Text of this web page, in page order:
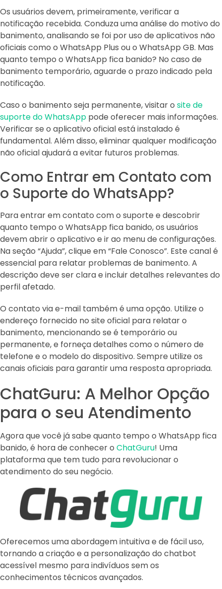
Os usuários devem, primeiramente, verificar a
notificação recebida. Conduza uma análise do motivo do
banimento, analisando se foi por uso de aplicativos não
oficiais como o WhatsApp Plus ou o WhatsApp GB. Mas
quanto tempo o WhatsApp fica banido? No caso de
banimento temporário, aguarde o prazo indicado pela
notificação.
Caso o banimento seja permanente, visitar o site de
suporte do WhatsApp pode oferecer mais informações.
Verificar se o aplicativo oficial está instalado é
fundamental. Além disso, eliminar qualquer modificação
não oficial ajudará a evitar futuros problemas.
Como Entrar em Contato com
o Suporte do WhatsApp?
Para entrar em contato com o suporte e descobrir
quanto tempo o WhatsApp fica banido, os usuários
devem abrir o aplicativo e ir ao menu de configurações.
Na seção “Ajuda”, clique em “Fale Conosco”. Este canal é
essencial para relatar problemas de banimento. A
descrição deve ser clara e incluir detalhes relevantes do
perfil afetado.
O contato via e-mail também é uma opção. Utilize o
endereço fornecido no site oficial para relatar o
banimento, mencionando se é temporário ou
permanente, e forneça detalhes como o número de
telefone e o modelo do dispositivo. Sempre utilize os
canais oficiais para garantir uma resposta apropriada.
ChatGuru: A Melhor Opção
para o seu Atendimento
Agora que você já sabe quanto tempo o WhatsApp fica
banido, é hora de conhecer o ChatGuru! Uma
plataforma que tem tudo para revolucionar o
atendimento do seu negócio.
Oferecemos uma abordagem intuitiva e de fácil uso,
tornando a criação e a personalização do chatbot
acessível mesmo para indivíduos sem os
conhecimentos técnicos avançados.